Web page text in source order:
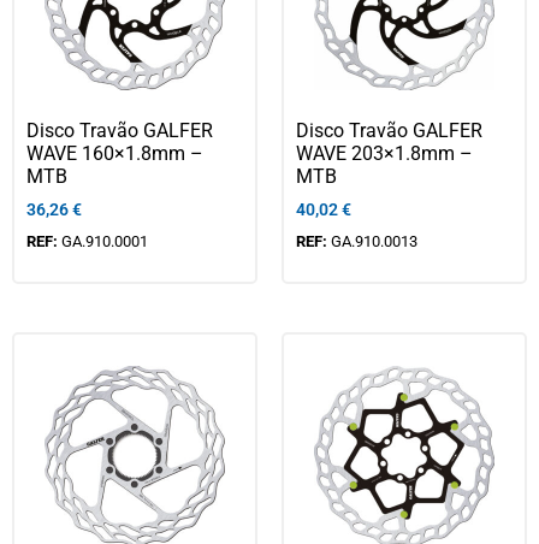
Disco Travão GALFER
WAVE 160×1.8mm –
MTB
36,26€
REF: GA.910.0001
Disco Travão GALFER
WAVE 203×1.8mm –
MTB
40,02€
REF: GA.910.0013